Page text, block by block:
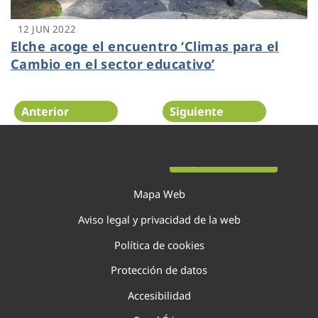
12 JUN 2022
Elche acoge el encuentro ‘Climas para el
Cambio en el sector educativo’
Anterior Siguiente
Mapa Web
Aviso legal y privacidad de la web
Política de cookies
Protección de datos
Accesibilidad